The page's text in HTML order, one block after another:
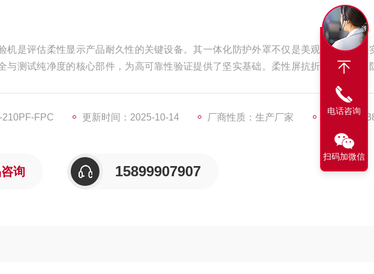
机是评估柔性显示产品耐久性的关键设备。其一体化防护外罩不仅是美观设计，更是
与测试纯净度的核心部件，为高可靠性验证提供了坚实基础。柔性屏抗折弯试验机：
210PF-FPC 更新时间：2025-10-14 厂商性质：生产厂家 访问量：
询 15899907907
电话咨询
扫码加微信